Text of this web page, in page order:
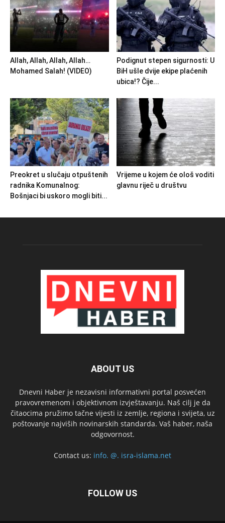
Allah, Allah, Allah, Allah…
Mohamed Salah! (VIDEO)
Podignut stepen sigurnosti: U
BiH ušle dvije ekipe plaćenih
ubica!? Čije...
Preokret u slučaju otpuštenih
radnika Komunalnog:
Bošnjaci bi uskoro mogli biti...
Vrijeme u kojem će ološ voditi
glavnu riječ u društvu
ABOUT US
Dnevni Haber je nezavisni informativni portal posvećen
pravovremenom i objektivnom izvještavanju. Naš cilj je da
čitaocima pružimo tačne vijesti iz zemlje, regiona i svijeta, uz
poštovanje najviših novinarskih standarda. Vaš haber, naša
odgovornost.
Contact us: info. @. isra-islama.net
FOLLOW US